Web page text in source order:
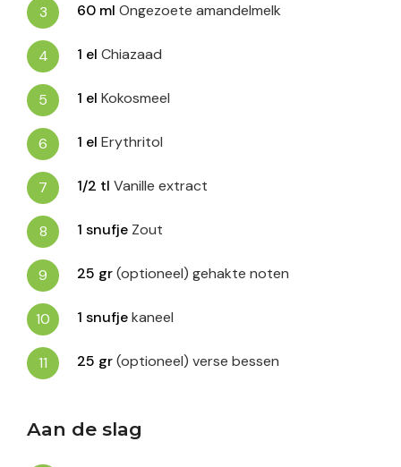
60 ml Ongezoete amandelmelk
1 el Chiazaad
1 el Kokosmeel
1 el Erythritol
1/2 tl Vanille extract
1 snufje Zout
25 gr(optioneel) gehakte noten
1 snufjekaneel
25 gr(optioneel) verse bessen
Aan de slag